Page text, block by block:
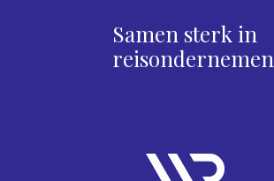
Samen sterk in
reisondernemen